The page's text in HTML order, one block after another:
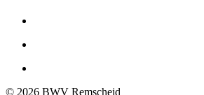
© 2026 BWV Remscheid